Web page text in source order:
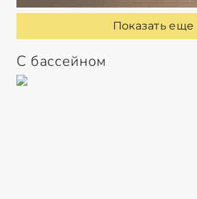
Показать еще
С бассейном